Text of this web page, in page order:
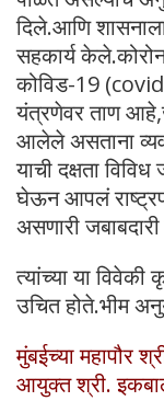
दिले.आणि
सहकार्य
कोविड-19 (covid-
यंत्रणेवर ताण
आलेले असताना
याची दक्षता
घेऊन आपलं
असणारी
त्यांच्या या
उचित होते.भीम
मुंबईच्या महापौर
आयुक्त श्री.